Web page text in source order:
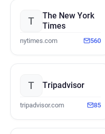
T
The New York
Times
nytimes.com 560
T Tripadvisor
tripadvisor.com 85